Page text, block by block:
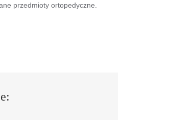
przedmioty ortopedyczne.